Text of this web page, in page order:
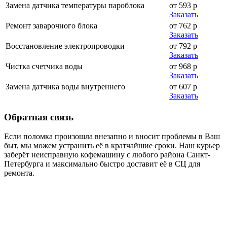
Замена датчика температуры пароблока
от 593 р
Заказать
Ремонт заварочного блока
от 762 р
Заказать
Восстановление электропроводки
от 792 р
Заказать
Чистка счетчика воды
от 968 р
Заказать
Замена датчика воды внутреннего
от 607 р
Заказать
Обратная связь
Если поломка произошла внезапно и вносит проблемы в Ваш
быт, мы можем устранить её в кратчайшие сроки. Наш курьер
заберёт неисправную кофемашину с любого района Санкт-
Петербурга и максимально быстро доставит её в СЦ для
ремонта.